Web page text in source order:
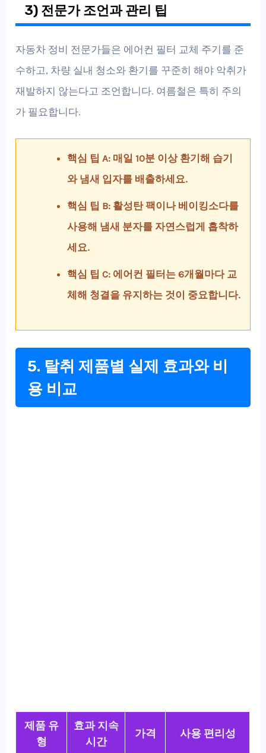
3) 전문가 조언과 관리 팁
자동차 정비 전문가들은 에어컨 필터 교체 주기를 준
수하고, 차량 실내 청소와 환기를 꾸준히 해야 악취가
재발하지 않는다고 조언합니다. 여름철은 특히 주의
가 필요합니다.
핵심 팁 A: 매일 10분 이상 환기해 습기
와 냄새 입자를 배출하세요.
핵심 팁 B: 활성탄 팩이나 베이킹소다를
사용해 냄새 분자를 자연스럽게 흡착하
세요.
핵심 팁 C: 에어컨 필터는 6개월마다 교
체해 청결을 유지하는 것이 중요합니다.
5. 탈취 제품별 실제 효과와 비
용 비교
제품 유
형
효과 지속
시간
가격 사용 편리성